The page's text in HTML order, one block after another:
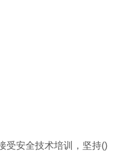
受安全技术培训，坚持()